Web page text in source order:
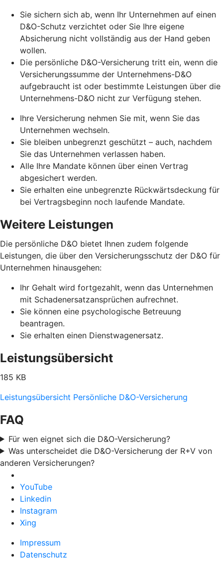
Sie sichern sich ab, wenn Ihr Unternehmen auf einen
D&O-Schutz verzichtet oder Sie Ihre eigene
Absicherung nicht vollständig aus der Hand geben
wollen.
Die persönliche D&O-Versicherung tritt ein, wenn die
Versicherungssumme der Unternehmens-D&O
aufgebraucht ist oder bestimmte Leistungen über die
Unternehmens-D&O nicht zur Verfügung stehen.
Ihre Versicherung nehmen Sie mit, wenn Sie das
Unternehmen wechseln.
Sie bleiben unbegrenzt geschützt – auch, nachdem
Sie das Unternehmen verlassen haben.
Alle Ihre Mandate können über einen Vertrag
abgesichert werden.
Sie erhalten eine unbegrenzte Rückwärtsdeckung für
bei Vertragsbeginn noch laufende Mandate.
Weitere Leistungen
Die persönliche D&O bietet Ihnen zudem folgende
Leistungen, die über den Versicherungsschutz der D&O für
Unternehmen hinausgehen:
Ihr Gehalt wird fortgezahlt, wenn das Unternehmen
mit Schadenersatzansprüchen aufrechnet.
Sie können eine psychologische Betreuung
beantragen.
Sie erhalten einen Dienstwagenersatz.
Leistungsübersicht
185 KB
Leistungsübersicht Persönliche D&O-Versicherung
FAQ
Für wen eignet sich die D&O-Versicherung?
Was unterscheidet die D&O-Versicherung der R+V von
anderen Versicherungen?
YouTube
Linkedin
Instagram
Xing
Impressum
Datenschutz